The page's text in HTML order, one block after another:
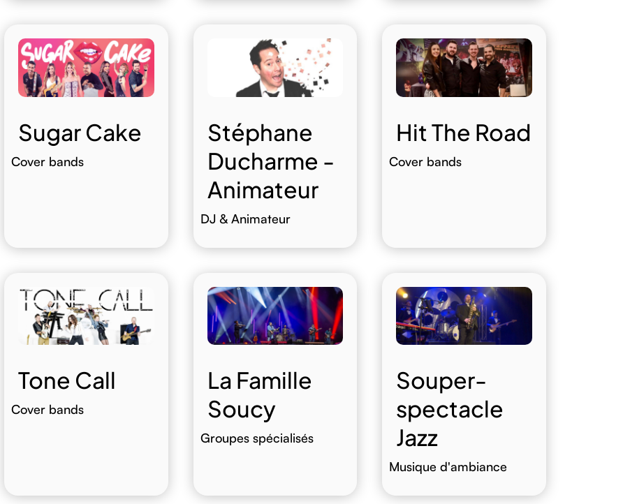
Sugar Cake
Cover bands
Stéphane
Ducharme -
Animateur
DJ & Animateur
Hit The Road
Cover bands
Tone Call
Cover bands
La Famille
Soucy
Groupes spécialisés
Souper-
spectacle
Jazz
Musique d'ambiance